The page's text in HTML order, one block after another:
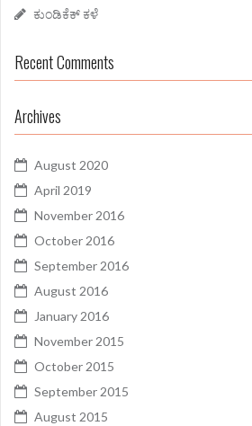
ಕುಂಡಿಕೆಕ್ ಕಳೆ
Recent Comments
Archives
August 2020
April 2019
November 2016
October 2016
September 2016
August 2016
January 2016
November 2015
October 2015
September 2015
August 2015